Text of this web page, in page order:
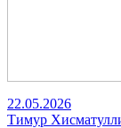
22.05.2026
Тимур